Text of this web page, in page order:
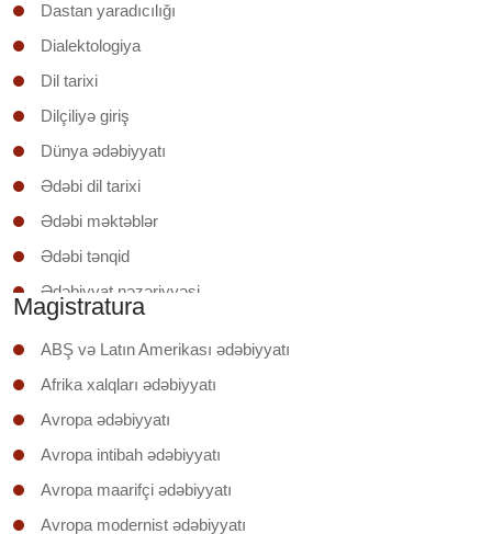
Dastan yaradıcılığı
Dialektologiya
Dil tarixi
Dilçiliyə giriş
Dünya ədəbiyyatı
Ədəbi dil tarixi
Ədəbi məktəblər
Ədəbi tənqid
Ədəbiyyat nəzəriyyəsi
Ədəbiyyatşünaslığa giriş
Əruzun nəzəri əsasları
İxtisas (regionunun) ölkəsinin ədəbiyyatı
Klassik şerin poetikası
Mətnin təhlili
Mətnlər üzrə iş
Magistratura
ABŞ və Latın Amerikası ədəbiyyatı
Afrika xalqları ədəbiyyatı
Avropa ədəbiyyatı
Avropa intibah ədəbiyyatı
Avropa maarifçi ədəbiyyatı
Avropa modernist ədəbiyyatı